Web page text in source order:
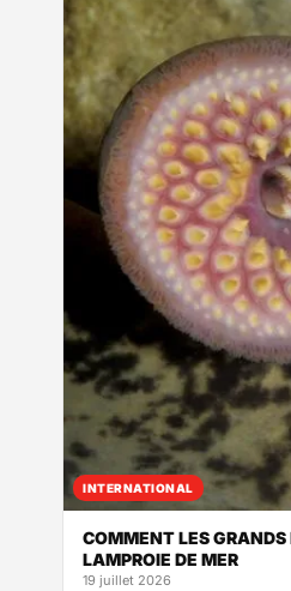
INTERNATIONAL
COMMENT LES
LAMPROIE DE MER
19 juillet 2026